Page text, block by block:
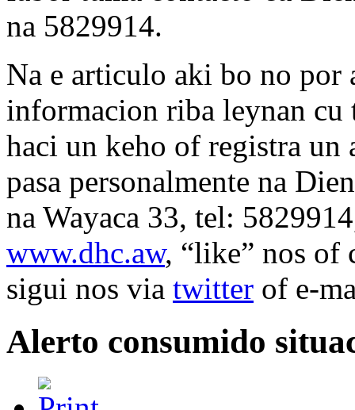
na 5829914.
Na e articulo aki bo no por
informacion riba leynan cu
haci un keho of registra un
pasa personalmente na
na Wayaca 33, tel:
www.dhc.aw, “like” nos of
sigui nos via twitter of e-
Alerto consumido